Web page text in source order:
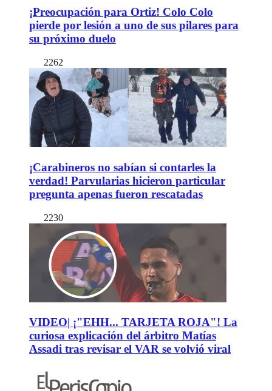
¡Preocupación para Ortiz! Colo Colo
pierde por lesión a uno de sus pilares para
su próximo duelo
2262
¡Carabineros no sabían si contarles la
verdad! Parvularias hicieron particular
pregunta apenas fueron rescatadas
2230
VIDEO| ¡"EHH... TARJETA ROJA"! La
curiosa explicación del árbitro Matías
Assadi tras revisar el VAR se volvió viral